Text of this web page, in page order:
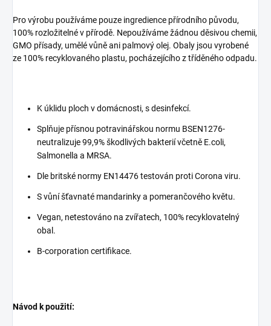
Pro výrobu používáme pouze ingredience přírodního původu,
100% rozložitelné v přírodě. Nepoužíváme žádnou děsivou chemii,
GMO přísady, umělé vůně ani palmový olej. Obaly jsou vyrobené
ze 100% recyklovaného plastu, pocházejícího z tříděného odpadu.
K úklidu ploch v domácnosti, s desinfekcí.
Splňuje přísnou potravinářskou normu BSEN1276-
neutralizuje 99,9% škodlivých bakterií včetně E.coli,
Salmonella a MRSA.
Dle britské normy EN14476 testován proti Corona viru.
S vůní šťavnaté mandarinky a pomerančového květu.
Vegan, netestováno na zvířatech, 100% recyklovatelný
obal.
B-corporation certifikace.
Návod k použití: